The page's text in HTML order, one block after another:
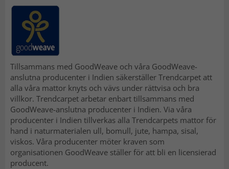
Tillsammans med GoodWeave och våra GoodWeave-
anslutna producenter i Indien säkerställer Trendcarpet att
alla våra mattor knyts och vävs under rättvisa och bra
villkor. Trendcarpet arbetar enbart tillsammans med
GoodWeave-anslutna producenter i Indien. Via våra
producenter i Indien tillverkas alla Trendcarpets mattor för
hand i naturmaterialen ull, bomull, jute, hampa, sisal,
viskos. Våra producenter möter kraven som
organisationen GoodWeave ställer för att bli en licensierad
producent.